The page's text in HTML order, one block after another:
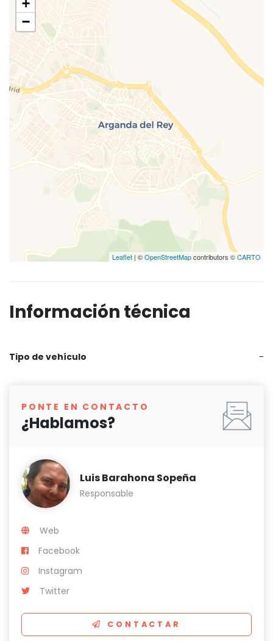
+
−
Leaflet | ©OpenStreetMapcontributors ©CARTO
Información técnica
Tipo de vehículo -
PONTE EN CONTACTO
¿Hablamos?
Luis Barahona Sopeña
Responsable
Web
Facebook
Instagram
Twitter
CONTACTAR